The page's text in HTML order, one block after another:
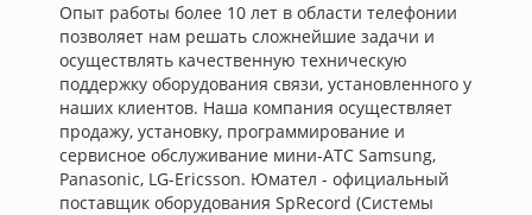
Опыт работы более 10 лет в области телефонии
позволяет нам решать сложнейшие задачи и
осуществлять качественную техническую
поддержку оборудования связи, установленного у
наших клиентов. Наша компания осуществляет
продажу, установку, программирование и
сервисное обслуживание мини-АТС Samsung,
Panasonic, LG-Ericsson. Юмател - официальный
поставщик оборудования SpRecord (Системы